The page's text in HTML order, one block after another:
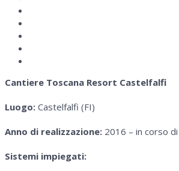
Cantiere Toscana Resort Castelfalfi
Luogo: Castelfalfi (FI)
Anno di realizzazione: 2016 – in corso
Sistemi impiegati: